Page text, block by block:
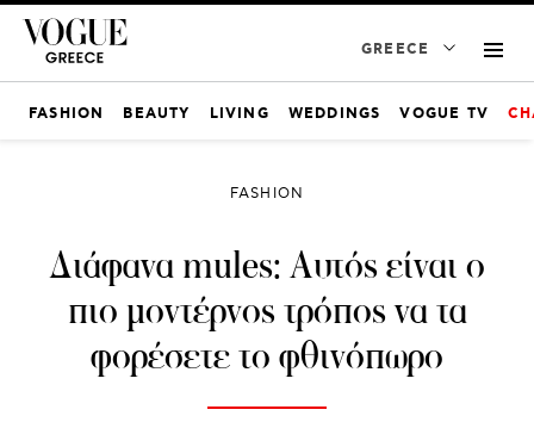
GREECE
FASHION BEAUTY LIVING WEDDINGS VOGUE TV
FASHION
Διάφανα mules: Αυτός είναι ο
πιο μοντέρνος τρόπος να τα
φορέσετε το φθινόπωρο